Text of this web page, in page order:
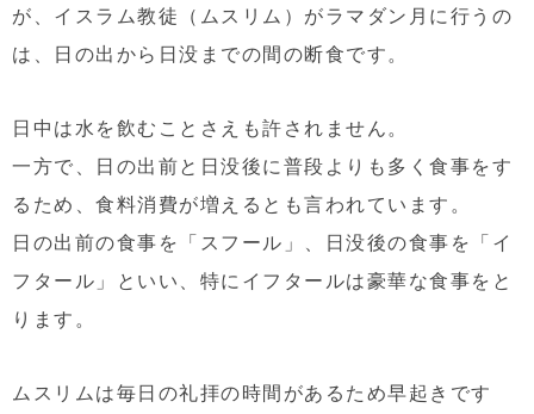
が、イスラム教徒（ムスリム）がラマダン月に行うの
は、日の出から日没までの間の断食です。
日中は水を飲むことさえも許されません。
一方で、日の出前と日没後に普段よりも多く食事をす
るため、食料消費が増えるとも言われています。
日の出前の食事を「スフール」、日没後の食事を「イ
フタール」といい、特にイフタールは豪華な食事をと
ります。
ムスリムは毎日の礼拝の時間があるため早起きです